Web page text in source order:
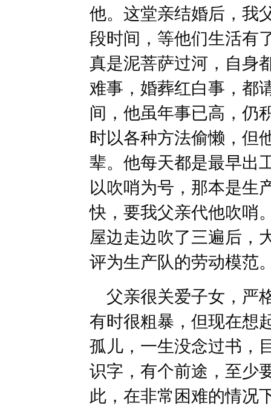
他。这堂亲结婚后，我
段时间，等他们生活有
真是泥菩萨过河，自身
难事，婚葬红白事，都
间，他虽年事已高，仍
时以各种方法偷懒，但
辈。他每天都是最早出
以吹哨为号，那本是生
快，要我父亲代他吹哨
屋边走边吹了三遍后，
评为生产队的劳动模范
父亲很关爱子女，严
有时很粗暴，但现在想
孤儿，一生没念过书，
识字，有个前途，至少
此，在非常困难的情况